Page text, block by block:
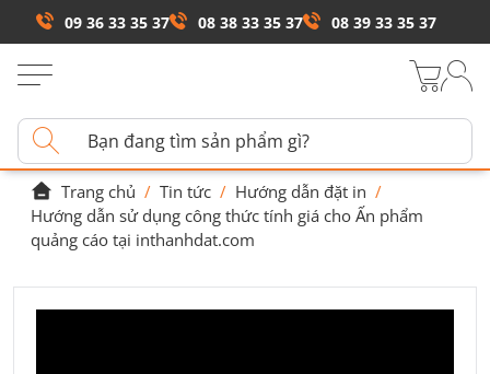
09 36 33 35 37 08 38 33 35 37 08 39 33 35 37
Trang chủ / Tin tức / Hướng dẫn đặt in /
Hướng dẫn sử dụng công thức tính giá cho Ấn phẩm
quảng cáo tại inthanhdat.com